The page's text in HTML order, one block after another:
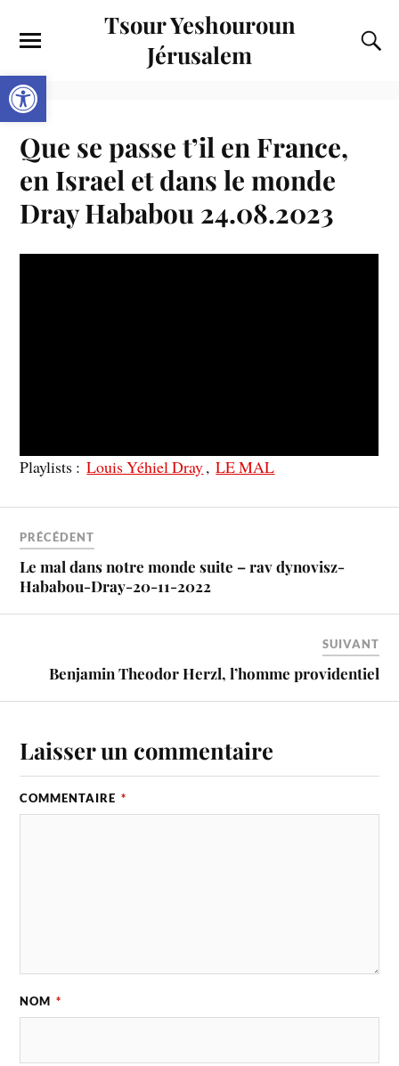
Ouvrir la barre d’outils
Tsour Yeshouroun
Jérusalem
Que se passe t’il en France,
en Israel et dans le monde
Dray Hababou 24.08.2023
Playlists : Louis Yéhiel Dray, LE MAL
PRÉCÉDENT
Le mal dans notre monde suite – rav dynovisz-
Hababou-Dray-20-11-2022
SUIVANT
Benjamin Theodor Herzl, l’homme providentiel
Laisser un commentaire
COMMENTAIRE *
NOM *